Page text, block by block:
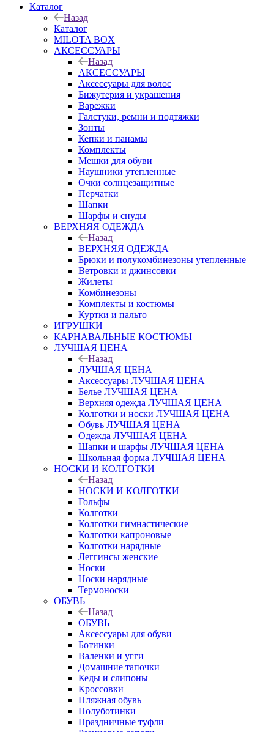
Каталог
Назад
Каталог
MILOTA BOX
АКСЕССУАРЫ
Назад
АКСЕССУАРЫ
Аксессуары для волос
Бижутерия и украшения
Варежки
Галстуки, ремни и подтяжки
Зонты
Кепки и панамы
Комплекты
Мешки для обуви
Наушники утепленные
Очки солнцезащитные
Перчатки
Шапки
Шарфы и снуды
ВЕРХНЯЯ ОДЕЖДА
Назад
ВЕРХНЯЯ ОДЕЖДА
Брюки и полукомбинезоны утепленные
Ветровки и джинсовки
Жилеты
Комбинезоны
Комплекты и костюмы
Куртки и пальто
ИГРУШКИ
КАРНАВАЛЬНЫЕ КОСТЮМЫ
ЛУЧШАЯ ЦЕНА
Назад
ЛУЧШАЯ ЦЕНА
Аксессуары ЛУЧШАЯ ЦЕНА
Белье ЛУЧШАЯ ЦЕНА
Верхняя одежда ЛУЧШАЯ ЦЕНА
Колготки и носки ЛУЧШАЯ ЦЕНА
Обувь ЛУЧШАЯ ЦЕНА
Одежда ЛУЧШАЯ ЦЕНА
Шапки и шарфы ЛУЧШАЯ ЦЕНА
Школьная форма ЛУЧШАЯ ЦЕНА
НОСКИ И КОЛГОТКИ
Назад
НОСКИ И КОЛГОТКИ
Гольфы
Колготки
Колготки гимнастические
Колготки капроновые
Колготки нарядные
Леггинсы женские
Носки
Носки нарядные
Термоноски
ОБУВЬ
Назад
ОБУВЬ
Аксессуары для обуви
Ботинки
Валенки и угги
Домашние тапочки
Кеды и слипоны
Кроссовки
Пляжная обувь
Полуботинки
Праздничные туфли